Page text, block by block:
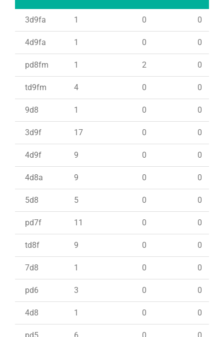
3d9fa 1 0 0
4d9fa 1 0 0
pd8fm 1 2 0
td9fm 4 0 0
9d8 1 0 0
3d9f 17 0 0
4d9f 9 0 0
4d8a 9 0 0
5d8 5 0 0
pd7f 11 0 0
td8f 9 0 0
7d8 1 0 0
pd6 3 0 0
4d8 1 0 0